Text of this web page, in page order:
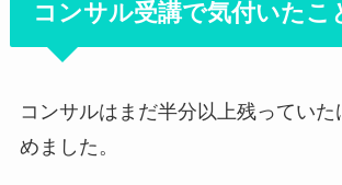
コンサル受講で気付いたこ
コンサルはまだ半分以上残っていた
めました。